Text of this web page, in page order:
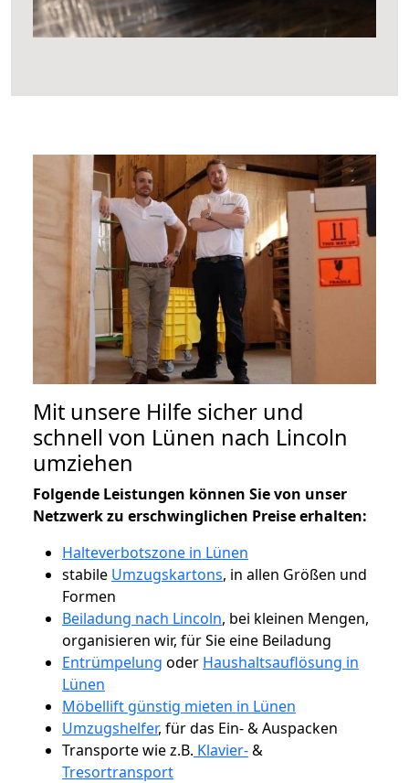
Mit unsere Hilfe sicher und
schnell von Lünen nach Lincoln
umziehen
Folgende Leistungen können Sie von unser
Netzwerk zu erschwinglichen Preise erhalten:
Halteverbotszone in Lünen
stabile Umzugskartons, in allen Größen und
Formen
Beiladung nach Lincoln, bei kleinen Mengen,
organisieren wir, für Sie eine Beiladung
Entrümpelung oder Haushaltsauflösung in
Lünen
Möbellift günstig mieten in Lünen
Umzugshelfer, für das Ein- & Auspacken
Transporte wie z.B. Klavier-&
Tresortransport